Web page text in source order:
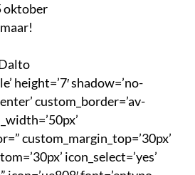
oktober
height=’7′ shadow=’no-
custom_border=’av-
custom_margin_top=’30px’
icon_select=’yes’